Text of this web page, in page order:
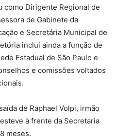
como Dirigente Regional de
de Gabinete da
e Secretária Municipal de
inclui ainda a função de
Estadual de São Paulo e
e comissões voltados
de Raphael Volpi, irmão
à frente da Secretaria
meses.